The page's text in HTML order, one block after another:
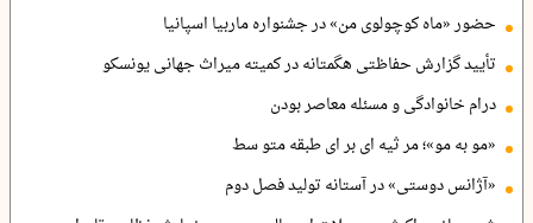
حضور «ماه کوچولوی من» در جشنواره ماربیا اسپانیا
تأیید گزارش حفاظتی هگمتانه در کمیته میراث جهانی یونسکو
درام خانوادگی و مسئله معاصر بودن
«مو به مو»؛ مر ثیه ای بر ای طبقه متو سط
«آژانس دوستی» در آستانه تولید فصل دوم